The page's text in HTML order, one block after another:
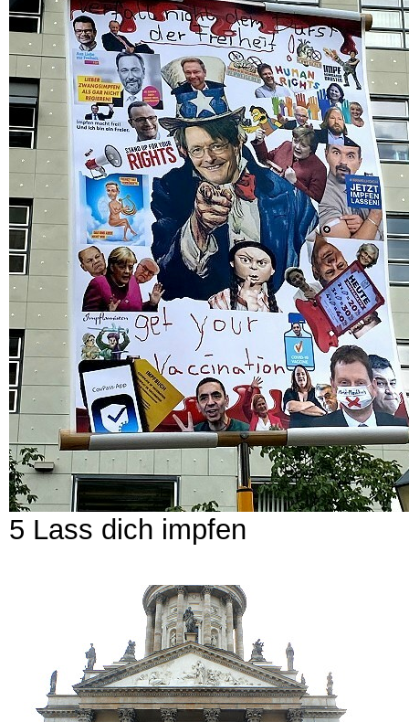
5 Lass dich impfen